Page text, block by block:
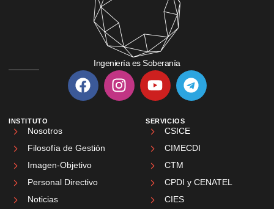
Ingeniería es Soberanía
INSTITUTO
Nosotros
Filosofía de Gestión
Imagen-Objetivo
Personal Directivo
Noticias
SERVICIOS
CSICE
CIMECDI
CTM
CPDI y CENATEL
CIES